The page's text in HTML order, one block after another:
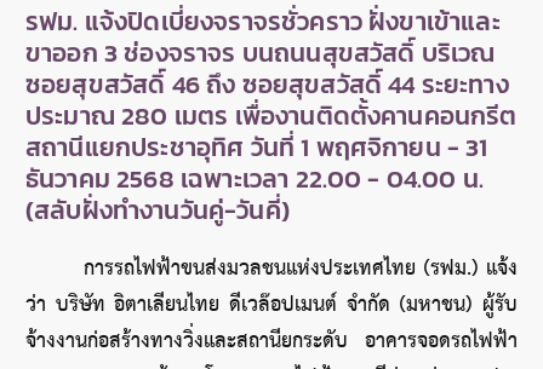
รฟม. แจ้งปิดเบี่ยงจราจรชั่วคราว ฝั่งขาเข้าและ
ขาออก 3 ช่องจราจร บนถนนสุขสวัสดิ์ บริเวณ
ซอยสุขสวัสดิ์ 46 ถึง ซอยสุขสวัสดิ์ 44 ระยะทาง
ประมาณ 280 เมตร เพื่องานติดตั้งคานคอนกรีต
สถานีแยกประชาอุทิศ วันที่ 1 พฤศจิกายน - 31
ธันวาคม 2568 เฉพาะเวลา 22.00 - 04.00 น.
(สลับฝั่งทำงานวันคู่-วันคี่)
การรถไฟฟ้าขนส่งมวลชนแห่งประเทศไทย (รฟม.) แจ้ง
ว่า บริษัท อิตาเลียนไทย ดีเวล๊อปเมนต์ จำกัด (มหาชน) ผู้รับ
จ้างงานก่อสร้างทางวิ่งและสถานียกระดับ อาคารจอดรถไฟฟ้า